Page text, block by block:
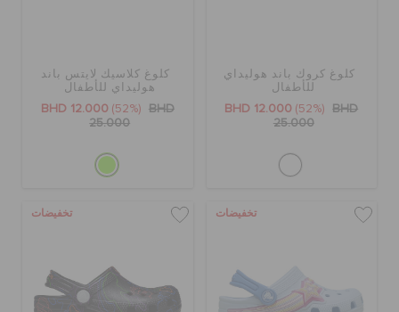
كلوغ كروك باند هوليداي
للأطفال
BHD 12.000 (52%)
BHD
25.000
كلوغ كلاسيك لايتس باند
هوليداي للأطفال
BHD 12.000 (52%)
BHD
25.000
تخفيضات تخفيضات